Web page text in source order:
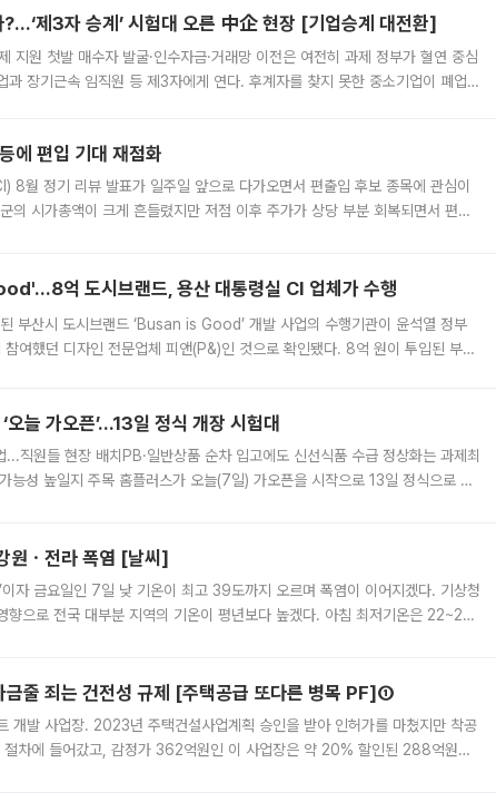
제3자 승계’ 시험대 오른 中企 현장 [기업승계 대전환]
지원 첫발 매수자 발굴·인수자금·거래망 이전은 여전히 과제 정부가 혈연 중심
과 장기근속 임직원 등 제3자에게 연다. 후계자를 찾지 못한 중소기업이 폐업
에 편입 기대 재점화
8월 정기 리뷰 발표가 일주일 앞으로 다가오면서 편출입 후보 종목에 관심이
의 시가총액이 크게 흔들렸지만 저점 이후 주가가 상당 부분 회복되면서 편입
억 도시브랜드, 용산 대통령실 CI 업체가 수행
부산시 도시브랜드 ‘Busan is Good’ 개발 사업의 수행기관이 윤석열 정부
여했던 디자인 전문업체 피앤(P&)인 것으로 확인됐다. 8억 원이 투입된 부산
늘 가오픈’...13일 정식 개장 시험대
직원들 현장 배치PB·일반상품 순차 입고에도 신선식품 수급 정상화는 과제최
능성 높일지 주목 홈플러스가 오늘(7일) 가오픈을 시작으로 13일 정식으로 재
원ㆍ전라 폭염 [날씨]
이자 금요일인 7일 낮 기온이 최고 39도까지 오르며 폭염이 이어지겠다. 기상청
향으로 전국 대부분 지역의 기온이 평년보다 높겠다. 아침 최저기온은 22~27
줄 죄는 건전성 규제 [주택공급 또다른 병목 PF]①
개발 사업장. 2023년 주택건설사업계획 승인을 받아 인허가를 마쳤지만 착공
절차에 들어갔고, 감정가 362억원인 이 사업장은 약 20% 할인된 288억원에